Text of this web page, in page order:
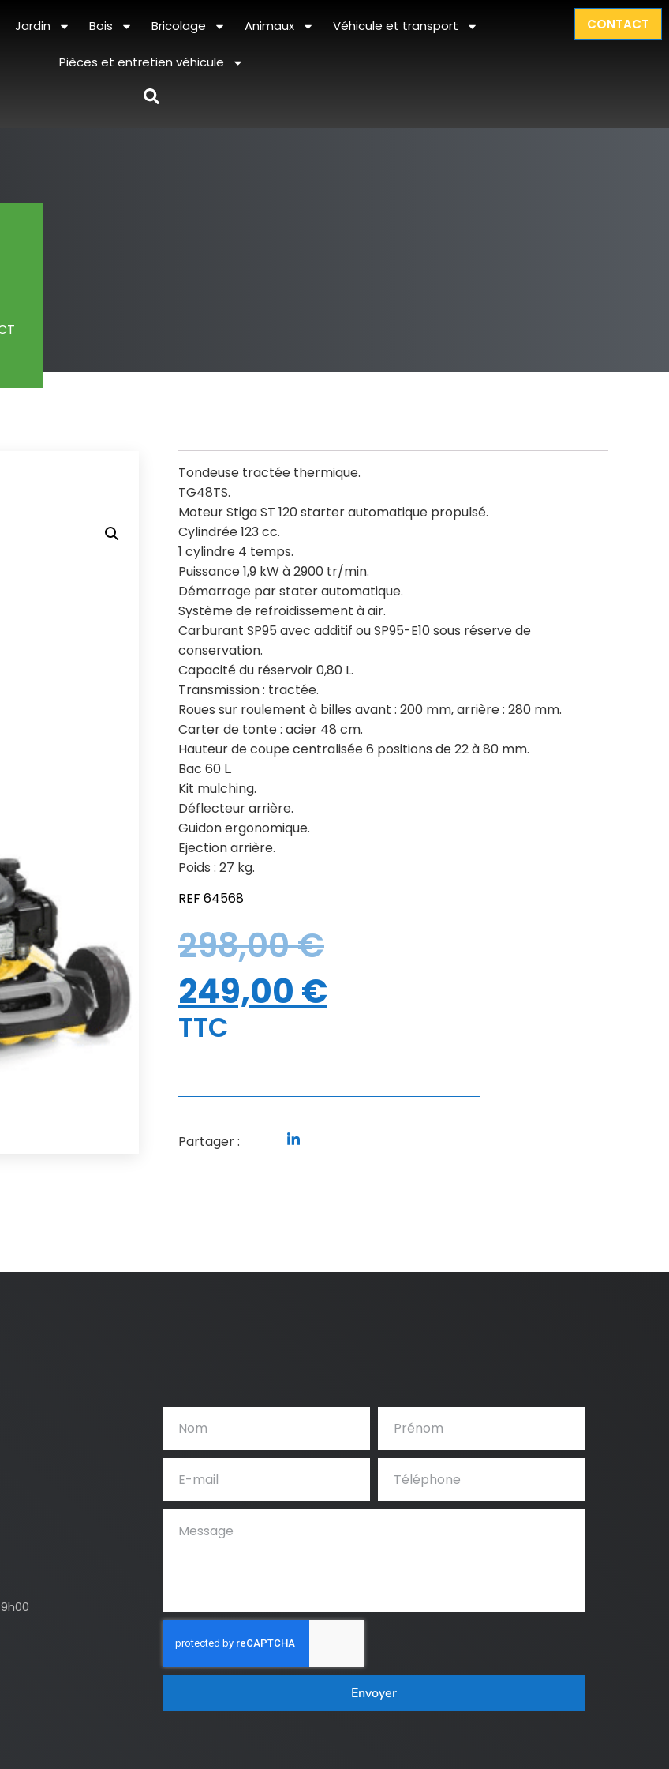
Jardin Bois Bricolage Animaux Véhicule et transport
Pièces et entretien véhicule
CONTACT
Tondeuse tractée thermique.
TG48TS.
Moteur Stiga ST 120 starter automatique propulsé.
Cylindrée 123 cc.
1 cylindre 4 temps.
Puissance 1,9 kW à 2900 tr/min.
Démarrage par stater automatique.
Système de refroidissement à air.
Carburant SP95 avec additif ou SP95-E10 sous réserve de
conservation.
Capacité du réservoir 0,80 L.
Transmission : tractée.
Roues sur roulement à billes avant : 200 mm, arrière : 280 mm.
Carter de tonte : acier 48 cm.
Hauteur de coupe centralisée 6 positions de 22 à 80 mm.
Bac 60 L.
Kit mulching.
Déflecteur arrière.
Guidon ergonomique.
Ejection arrière.
Poids : 27 kg.
REF 64568
298,00€
249,00 €
TTC
Partager :
Envoyer